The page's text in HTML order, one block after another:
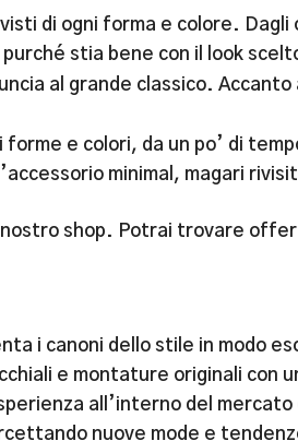
di ogni forma e colore.
stia bene con il look
al grande classico.
e colori, da un po’ di
minimal, magari
nostro shop. Potrai trovare
i canoni dello stile in modo
e montature originali
all’interno del
nuove mode e